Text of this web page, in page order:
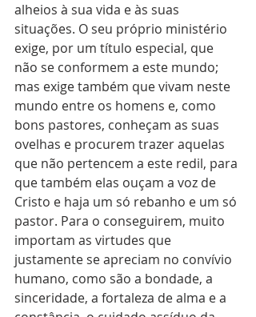
alheios à sua vida e às suas
situações. O seu próprio ministério
exige, por um título especial, que
não se conformem a este mundo;
mas exige também que vivam neste
mundo entre os homens e, como
bons pastores, conheçam as suas
ovelhas e procurem trazer aquelas
que não pertencem a este redil, para
que também elas ouçam a voz de
Cristo e haja um só rebanho e um só
pastor. Para o conseguirem, muito
importam as virtudes que
justamente se apreciam no convívio
humano, como são a bondade, a
sinceridade, a fortaleza de alma e a